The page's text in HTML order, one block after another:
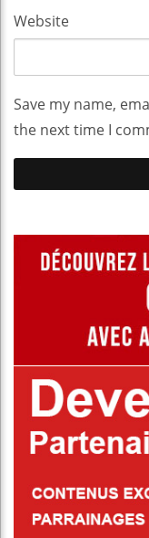
Website
Save my name,
the next time I